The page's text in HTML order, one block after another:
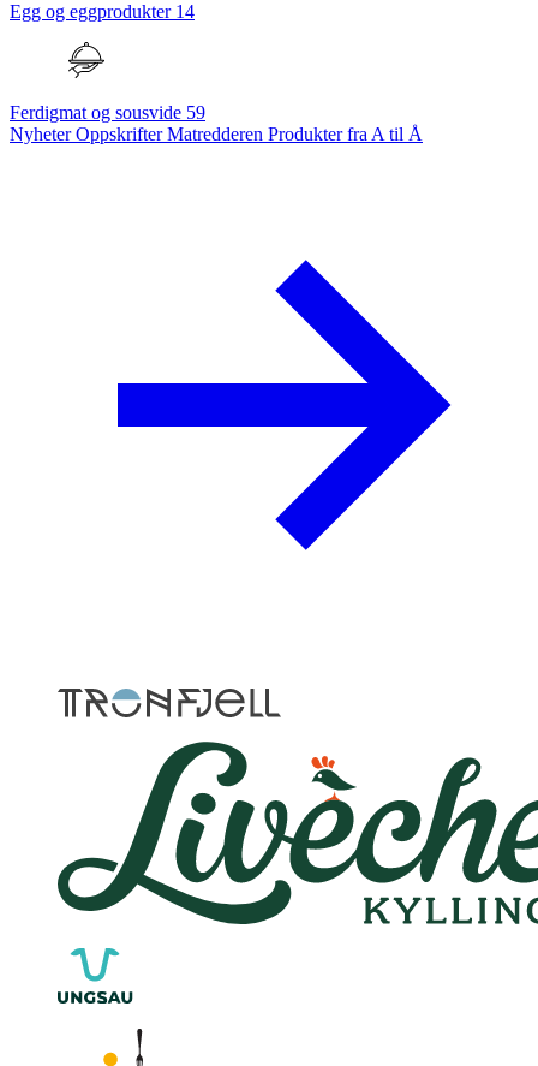
Egg og eggprodukter 14
Ferdigmat og sousvide 59
NyheterOppskrifterMatredderen Produkter fra A til Å